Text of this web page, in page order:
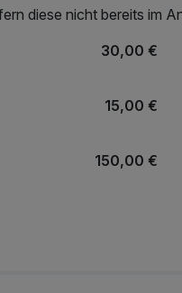
diese nicht bereits im
30,00 €
15,00 €
150,00 €